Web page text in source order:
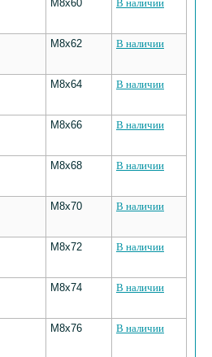
M8х60 В наличии
M8х62 В наличии
M8х64 В наличии
M8х66 В наличии
M8х68 В наличии
M8х70 В наличии
M8х72 В наличии
M8х74 В наличии
M8х76 В наличии